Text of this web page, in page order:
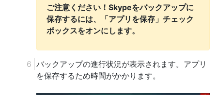
ご注意ください！Skypeをバックアップに
保存するには、「アプリを保存」チェック
ボックスをオンにします。
バックアップの進行状況が表示されます。アプリ
を保存するため時間がかかります。